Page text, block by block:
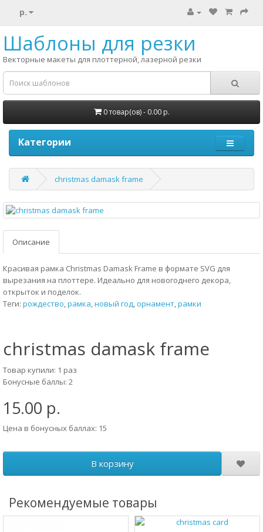
р.
Шаблоны для резки
Векторные макеты для плоттерной, лазерной резки
0 товар(ов) - 0.00 р.
Категории
christmas damask frame
Описание
Красивая рамка Christmas Damask Frame в формате SVG для
вырезания на плоттере. Идеально для новогоднего декора,
открыток и поделок.
Теги: рождество,рамка,новый год,орнамент,рамки
christmas damask frame
Товар купили: 1 раз
Бонусные баллы: 2
15.00 р.
Цена в бонусных баллах: 15
В корзину
Рекомендуемые товары